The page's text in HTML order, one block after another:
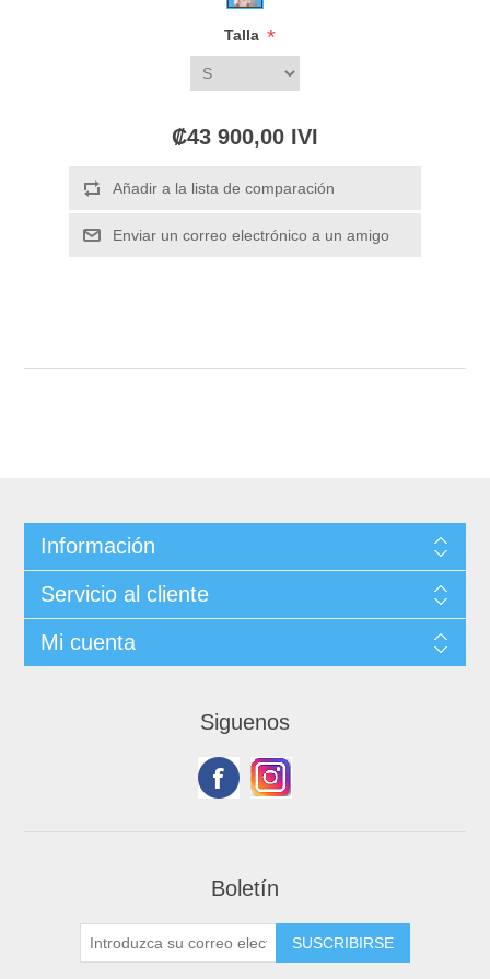
Talla *
₡43 900,00 IVI
Información
Servicio al cliente
Mi cuenta
Siguenos
Boletín